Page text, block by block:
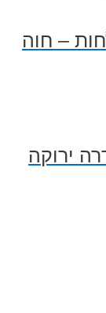
– חוה
ירוקה